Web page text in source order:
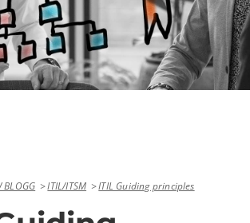
BLOGG ITIL/ITSM ITIL Guiding principles